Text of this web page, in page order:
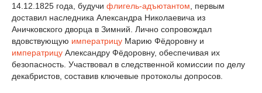
14.12.1825 года, будучи флигель-адъютантом , первым
доставил наследника Александра Николаевича из
Аничковского дворца в Зимний. Лично сопровождал
вдовствующую императрицу Марию Фёдоровну и
императрицу Александру Фёдоровну, обеспечивая их
безопасность. Участвовал в следственной комиссии по делу
декабристов, составив ключевые протоколы допросов.